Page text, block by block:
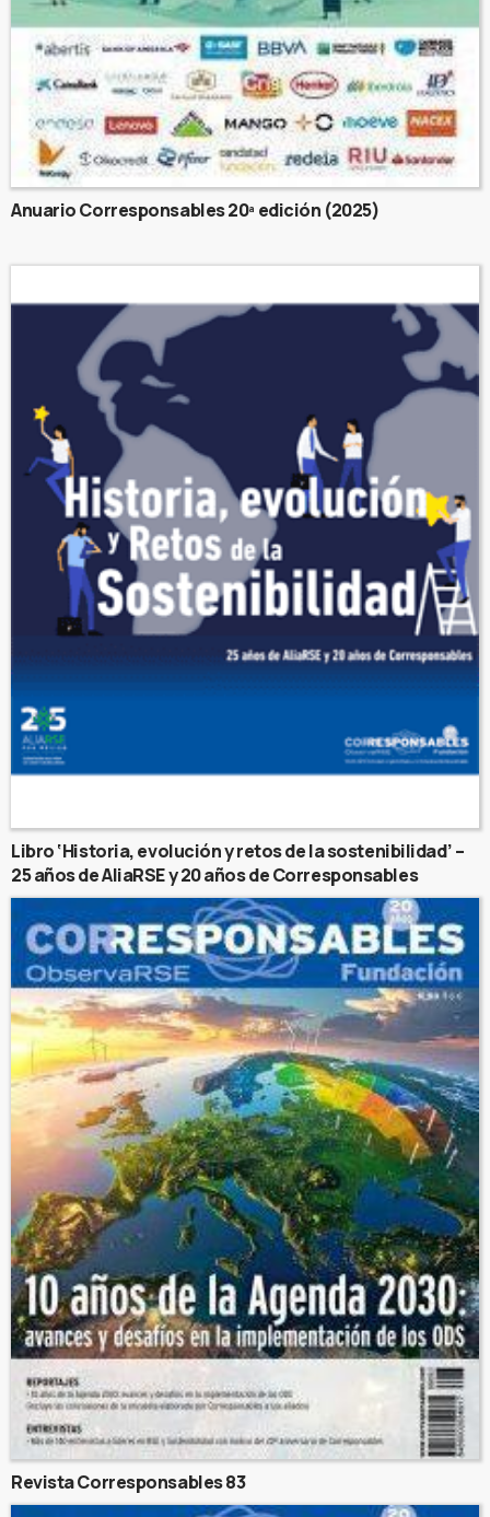
Anuario Corresponsables 20ª edición (2025)
Libro ‘Historia, evolución y retos de la sostenibilidad’ –
25 años de AliaRSE y 20 años de Corresponsables
Revista Corresponsables 83